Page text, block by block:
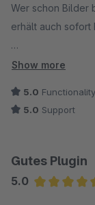
Wer schon Bilder
erhält auch sofort
Ist ein "must have"
Show more
5.0 Functionality
5.0 Support
Gutes Plugin
5.0